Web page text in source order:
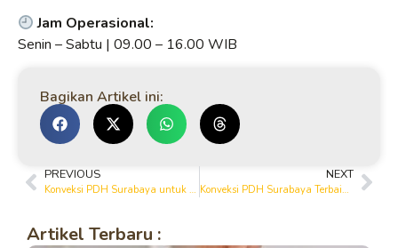
Jam Operasional:
Senin – Sabtu | 09.00 – 16.00 WIB
Bagikan Artikel ini:
PREVIOUS
Konveksi PDH Surabaya untuk Instansi & Perusahaan | Profesional & Bergaransi
NEXT
Konveksi PDH Surabaya Terbaik 2026 | Seragam Dinas Nyaman & Elegan
Artikel Terbaru :